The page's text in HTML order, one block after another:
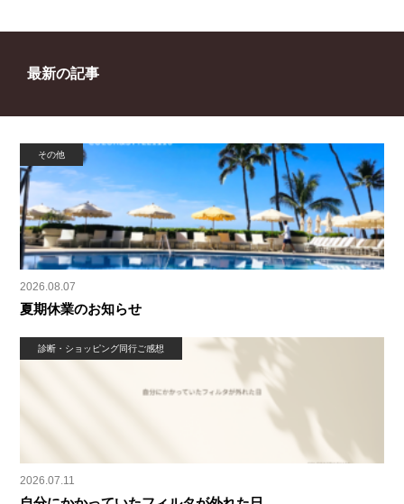
最新の記事
その他
2026.08.07
夏期休業のお知らせ
診断・ショッピング同行ご感想
2026.07.11